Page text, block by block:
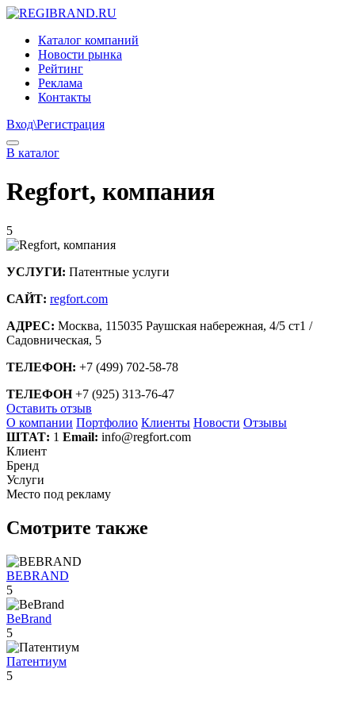
Каталог компаний
Новости рынка
Рейтинг
Реклама
Контакты
Вход\Регистрация
В каталог
Regfort, компания
5
УСЛУГИ: Патентные услуги
САЙТ: regfort.com
АДРЕС: Москва, 115035 Раушская набережная, 4/5 ст1 /
Садовническая, 5
ТЕЛЕФОН: +7 (499) 702-58-78
ТЕЛЕФОН+7 (925) 313-76-47
Оставить отзыв
О компании Портфолио Клиенты Новости Отзывы
ШТАТ: 1 Email: info@regfort.com
Клиент
Бренд
Услуги
Место под рекламу
Смотрите также
BEBRAND
5
BeBrand
5
Патентиум
5